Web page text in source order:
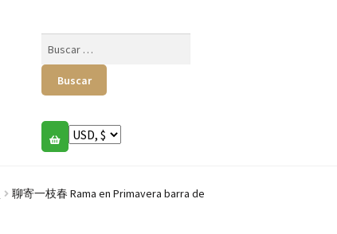
聊寄一枝春 Rama en Primavera barra de